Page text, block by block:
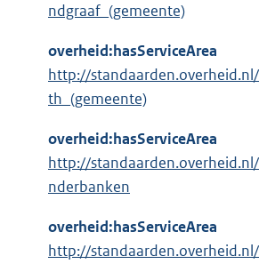
ndgraaf_(gemeente)
overheid:hasServiceArea
http://
th_(gemeente)
overheid:hasServiceArea
http://
nderbanken
overheid:hasServiceArea
http://